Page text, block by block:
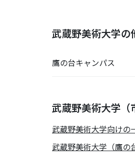
武蔵野美術大学の
鷹の台キャンパス
武蔵野美術大学（
武蔵野美術大学向けの
武蔵野美術大学（鷹の